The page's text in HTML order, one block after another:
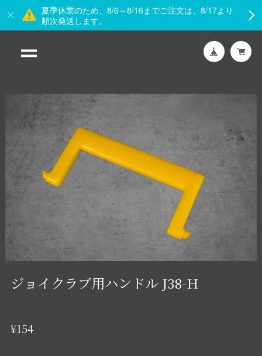
夏季休業のため、8/6～8/16までご注文は、8/17より
順次発送します。
ジョイクラブ用ハンドル J38-H
¥154